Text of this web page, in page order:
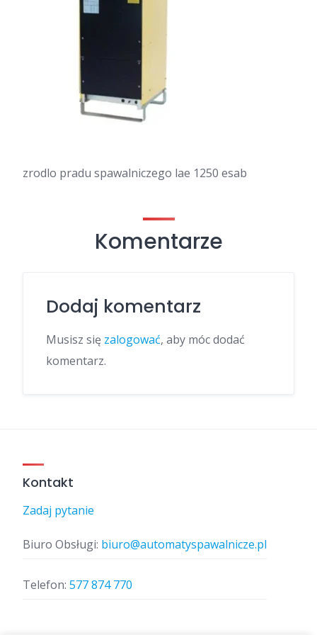
zrodlo pradu spawalniczego lae 1250 esab
Komentarze
Dodaj komentarz
Musisz się zalogować, aby móc dodać
komentarz.
Kontakt
Zadaj pytanie
Biuro Obsługi: biuro@automatyspawalnicze.pl
Telefon: 577 874 770